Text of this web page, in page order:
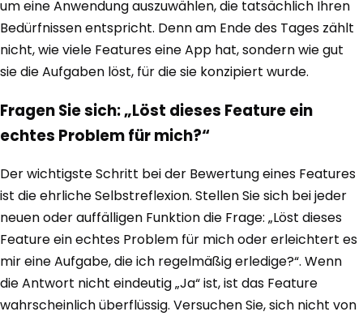
um eine Anwendung auszuwählen, die tatsächlich Ihren
Bedürfnissen entspricht. Denn am Ende des Tages zählt
nicht, wie viele Features eine App hat, sondern wie gut
sie die Aufgaben löst, für die sie konzipiert wurde.
Fragen Sie sich: „Löst dieses Feature ein
echtes Problem für mich?“
Der wichtigste Schritt bei der Bewertung eines Features
ist die ehrliche Selbstreflexion. Stellen Sie sich bei jeder
neuen oder auffälligen Funktion die Frage: „Löst dieses
Feature ein echtes Problem für mich oder erleichtert es
mir eine Aufgabe, die ich regelmäßig erledige?“. Wenn
die Antwort nicht eindeutig „Ja“ ist, ist das Feature
wahrscheinlich überflüssig. Versuchen Sie, sich nicht von